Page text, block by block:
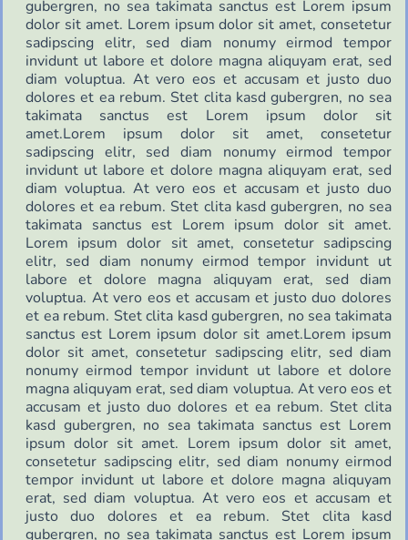
gubergren, no sea takimata sanctus est Lorem ipsum
dolor sit amet. Lorem ipsum dolor sit amet, consetetur
sadipscing elitr, sed diam nonumy eirmod tempor
invidunt ut labore et dolore magna aliquyam erat, sed
diam voluptua. At vero eos et accusam et justo duo
dolores et ea rebum. Stet clita kasd gubergren, no sea
takimata sanctus est Lorem ipsum dolor sit
amet.Lorem ipsum dolor sit amet, consetetur
sadipscing elitr, sed diam nonumy eirmod tempor
invidunt ut labore et dolore magna aliquyam erat, sed
diam voluptua. At vero eos et accusam et justo duo
dolores et ea rebum. Stet clita kasd gubergren, no sea
takimata sanctus est Lorem ipsum dolor sit amet.
Lorem ipsum dolor sit amet, consetetur sadipscing
elitr, sed diam nonumy eirmod tempor invidunt ut
labore et dolore magna aliquyam erat, sed diam
voluptua. At vero eos et accusam et justo duo dolores
et ea rebum. Stet clita kasd gubergren, no sea takimata
sanctus est Lorem ipsum dolor sit amet.Lorem ipsum
dolor sit amet, consetetur sadipscing elitr, sed diam
nonumy eirmod tempor invidunt ut labore et dolore
magna aliquyam erat, sed diam voluptua. At vero eos et
accusam et justo duo dolores et ea rebum. Stet clita
kasd gubergren, no sea takimata sanctus est Lorem
ipsum dolor sit amet. Lorem ipsum dolor sit amet,
consetetur sadipscing elitr, sed diam nonumy eirmod
tempor invidunt ut labore et dolore magna aliquyam
erat, sed diam voluptua. At vero eos et accusam et
justo duo dolores et ea rebum. Stet clita kasd
gubergren, no sea takimata sanctus est Lorem ipsum